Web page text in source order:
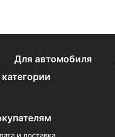
Для автомобиля